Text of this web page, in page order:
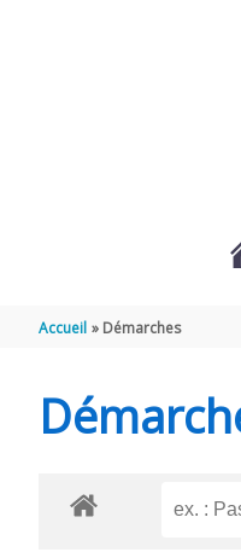
Accueil Démarches